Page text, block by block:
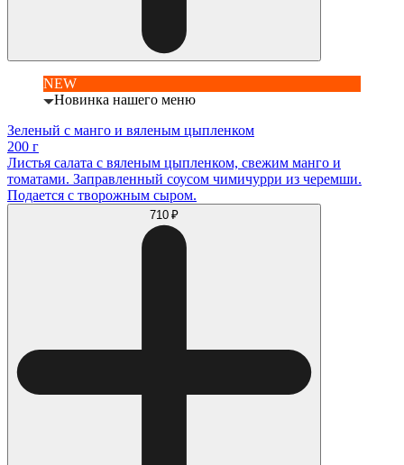
NEW
Новинка нашего меню
Зеленый с манго и вяленым цыпленком
200 г
Листья салата с вяленым цыпленком, свежим манго и
томатами. Заправленный соусом чимичурри из черемши.
Подается с творожным сыром.
710 ₽